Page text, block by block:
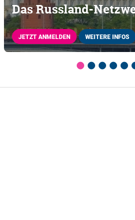
Das Russland-
JETZT ANMELDEN WEITERE INFOS